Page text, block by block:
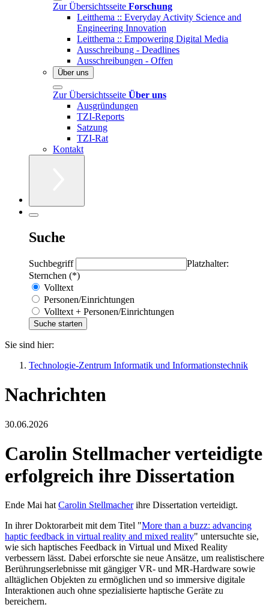
Zur Übersichtsseite Forschung
Leitthema :: Everyday Activity Science and
Engineering Innovation
Leitthema :: Empowering Digital Media
Ausschreibung - Deadlines
Ausschreibungen - Offen
Über uns
Zur Übersichtsseite Über uns
Ausgründungen
TZI-Reports
Satzung
TZI-Rat
Kontakt
Suche
Suchbegriff
Platzhalter:
Sternchen (*)
Volltext
Personen/Einrichtungen
Volltext + Personen/Einrichtungen
Sie sind hier:
Technologie-Zentrum Informatik und Informationstechnik
Nachrichten
30.06.2026
Carolin Stellmacher verteidigte
erfolgreich ihre Dissertation
Ende Mai hat Carolin Stellmacherihre Dissertation verteidigt.
In ihrer Doktorarbeit mit dem Titel "More than a buzz: advancing
haptic feedback in virtual reality and mixed reality" untersuchte sie,
wie sich haptisches Feedback in Virtual und Mixed Reality
verbessern lässt. Dabei erforschte sie neue Ansätze, um realistischere
Berührungserlebnisse mit gängiger VR- und MR-Hardware sowie
alltäglichen Objekten zu ermöglichen und so immersive digitale
Interaktionen auch ohne spezialisierte haptische Geräte zu
bereichern.